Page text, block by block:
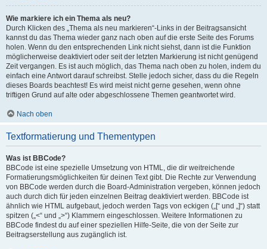
Wie markiere ich ein Thema als neu?
Durch Klicken des „Thema als neu markieren“-Links in der Beitragsansicht
kannst du das Thema wieder ganz nach oben auf die erste Seite des Forums
holen. Wenn du den entsprechenden Link nicht siehst, dann ist die Funktion
möglicherweise deaktiviert oder seit der letzten Markierung ist nicht genügend
Zeit vergangen. Es ist auch möglich, das Thema nach oben zu holen, indem du
einfach eine Antwort darauf schreibst. Stelle jedoch sicher, dass du die Regeln
dieses Boards beachtest! Es wird meist nicht gerne gesehen, wenn ohne
triftigen Grund auf alte oder abgeschlossene Themen geantwortet wird.
Nach oben
Textformatierung und Thementypen
Was ist BBCode?
BBCode ist eine spezielle Umsetzung von HTML, die dir weitreichende
Formatierungsmöglichkeiten für deinen Text gibt. Die Rechte zur Verwendung
von BBCode werden durch die Board-Administration vergeben, können jedoch
auch durch dich für jeden einzelnen Beitrag deaktiviert werden. BBCode ist
ähnlich wie HTML aufgebaut, jedoch werden Tags von eckigen („[“ und „]“) statt
spitzen („<“ und „>“) Klammern eingeschlossen. Weitere Informationen zu
BBCode findest du auf einer speziellen Hilfe-Seite, die von der Seite zur
Beitragserstellung aus zugänglich ist.